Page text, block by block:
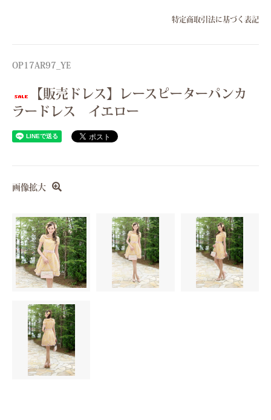
特定商取引法に基づく表記
OP17AR97_YE
【販売ドレス】レースピーターパンカ
ラードレス イエロー
画像拡大